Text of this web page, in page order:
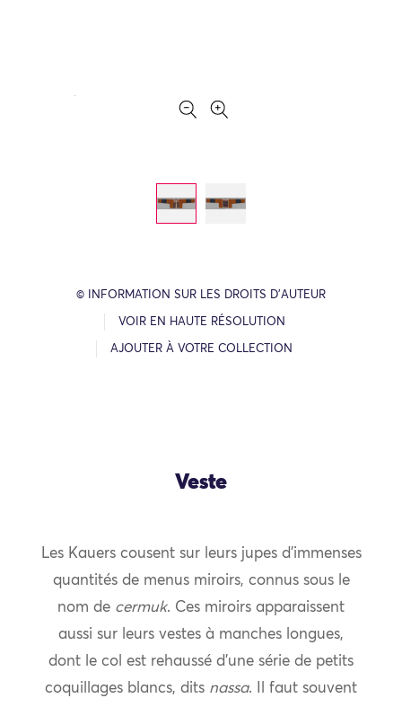
© INFORMATION SUR LES DROITS D’AUTEUR
VOIR EN HAUTE RÉSOLUTION
AJOUTER À VOTRE COLLECTION
Veste
Les Kauers cousent sur leurs jupes d’immenses
quantités de menus miroirs, connus sous le
nom de cermuk. Ces miroirs apparaissent
aussi sur leurs vestes à manches longues,
dont le col est rehaussé d’une série de petits
coquillages blancs, dits nassa. Il faut souvent